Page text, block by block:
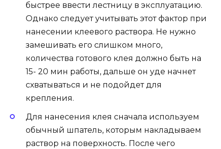
быстрее ввести лестницу в эксплуатацию.
Однако следует учитывать этот фактор при
нанесении клеевого раствора. Не нужно
замешивать его слишком много,
количества готового клея должно быть на
15- 20 мин работы, дальше он уде начнет
схватываться и не подойдет для
крепления.
Для нанесения клея сначала используем
обычный шпатель, которым накладываем
раствор на поверхность. После чего